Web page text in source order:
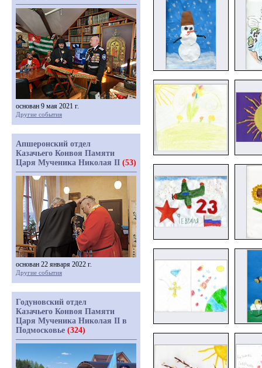
основан 9 мая 2021 г.
Другие события
Апшеронский отдел
Казачьего Конвоя Памяти
Царя Мученика Николая II (53)
основан 22 января 2022 г.
Другие события
Годуновский отдел
Казачьего Конвоя Памяти
Царя Мученика Николая II в
Подмосковье (324)